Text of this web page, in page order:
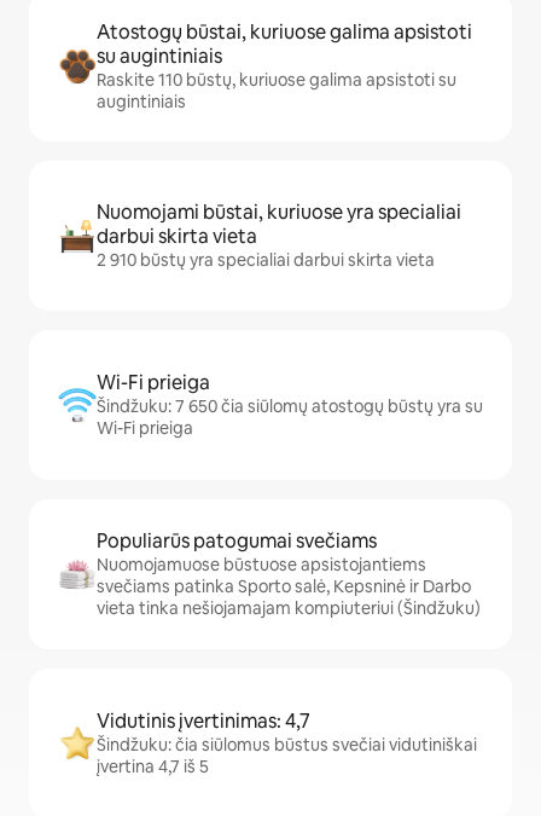
Atostogų būstai, kuriuose galima apsistoti
su augintiniais
Raskite 110 būstų, kuriuose galima apsistoti su
augintiniais
Nuomojami būstai, kuriuose yra specialiai
darbui skirta vieta
2 910 būstų yra specialiai darbui skirta vieta
Wi-Fi prieiga
Šindžuku: 7 650 čia siūlomų atostogų būstų yra su
Wi-Fi prieiga
Populiarūs patogumai svečiams
Nuomojamuose būstuose apsistojantiems
svečiams patinka Sporto salė, Kepsninė ir Darbo
vieta tinka nešiojamajam kompiuteriui (Šindžuku)
Vidutinis įvertinimas: 4,7
Šindžuku: čia siūlomus būstus svečiai vidutiniškai
įvertina 4,7 iš 5